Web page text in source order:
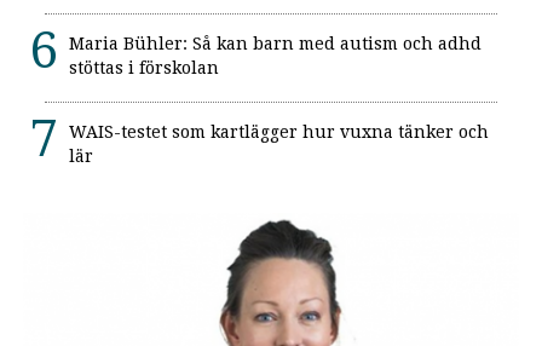
Maria Bühler: Så kan barn med autism och adhd
stöttas i förskolan
WAIS-testet som kartlägger hur vuxna tänker och
lär